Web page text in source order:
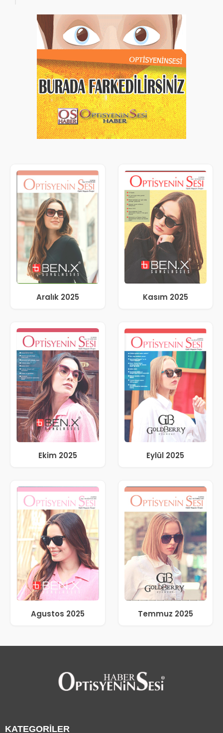
Aralık 2025 Kasım 2025
Ekim 2025 Eylül 2025
Agustos 2025 Temmuz 2025
KATEGORİLER